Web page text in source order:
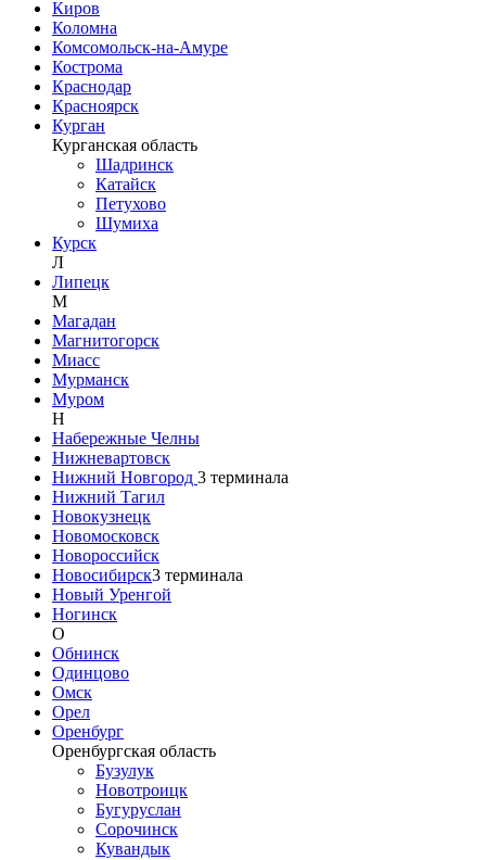
Киров
Коломна
Комсомольск-на-Амуре
Кострома
Краснодар
Красноярск
Курган
Курганская область
Шадринск
Катайск
Петухово
Шумиха
Курск
Л
Липецк
М
Магадан
Магнитогорск
Миасс
Мурманск
Муром
Н
Набережные Челны
Нижневартовск
Нижний Новгород 3 терминала
Нижний Тагил
Новокузнецк
Новомосковск
Новороссийск
Новосибирск3 терминала
Новый Уренгой
Ногинск
О
Обнинск
Одинцово
Омск
Орел
Оренбург
Оренбургская область
Бузулук
Новотроицк
Бугуруслан
Сорочинск
Кувандык